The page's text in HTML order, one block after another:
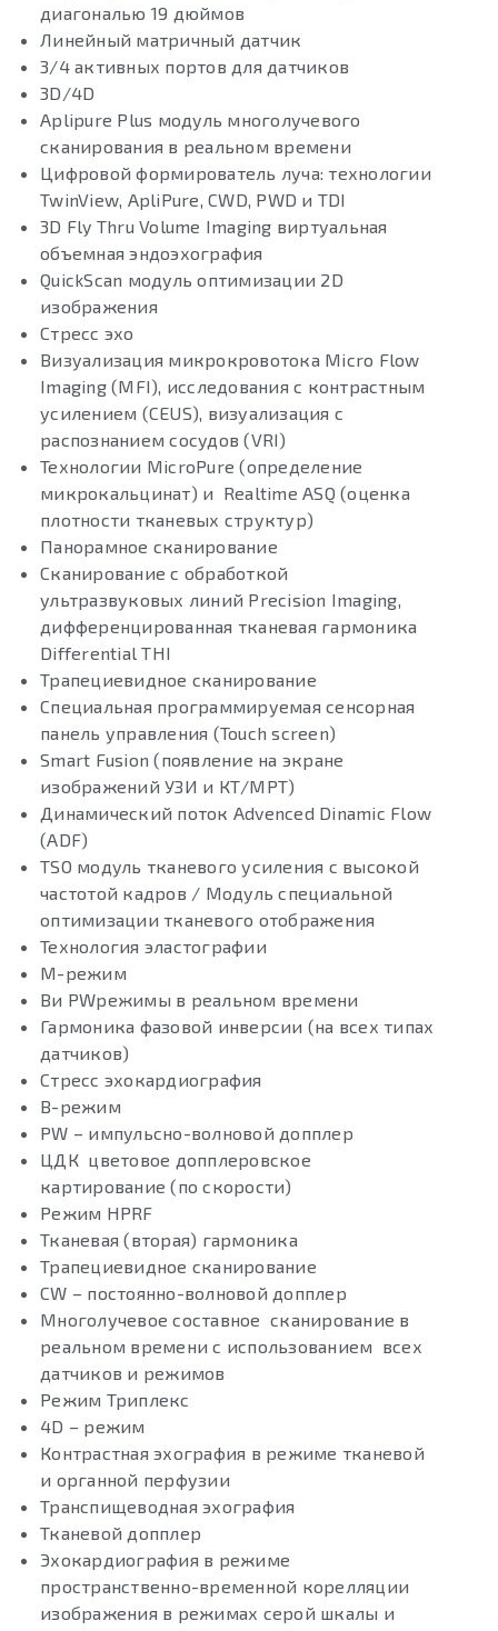
диагональю 19 дюймов
Линейный матричный датчик
3/4 активных портов для датчиков
3D/4D
Aplipure Plus модуль многолучевого
сканирования в реальном времени
Цифровой формирователь луча: технологии
TwinView, ApliPure, CWD, PWD и TDI
3D Fly Thru Volume Imaging виртуальная
объемная эндоэхография
QuickScan модуль оптимизации 2D
изображения
Стресс эхо
Визуализация микрокровотока Micro Flow
Imaging (MFI), исследования с контрастным
усилением (CEUS), визуализация с
распознанием сосудов (VRI)
Технологии MicroPure (определение
микрокальцинат) и Realtime ASQ (оценка
плотности тканевых структур)
Панорамное сканирование
Сканирование с обработкой
ультразвуковых линий Precision Imaging,
дифференцированная тканевая гармоника
Differential THI
Трапециевидное сканирование
Специальная программируемая сенсорная
панель управления (Touch screen)
Smart Fusion (появление на экране
изображений УЗИ и КТ/МРТ)
Динамический поток Advenced Dinamic Flow
(ADF)
TSO модуль тканевого усиления с высокой
частотой кадров / Модуль специальной
оптимизации тканевого отображения
Технология эластографии
М-режим
Ви PWрежимы в реальном времени
Гармоника фазовой инверсии (на всех типах
датчиков)
Стресс эхокардиография
B-режим
PW – импульсно-волновой допплер
ЦДК цветовое допплеровское
картирование (по скорости)
Режим HPRF
Тканевая (вторая) гармоника
Трапециевидное сканирование
СW – постоянно-волновой допплер
Многолучевое составное сканирование в
реальном времени с использованием всех
датчиков и режимов
Режим Триплекс
4D – режим
Контрастная эхография в режиме тканевой
и органной перфузии
Транспищеводная эхография
Тканевой допплер
Эхокардиография в режиме
пространственно-временной корелляции
изображения в режимах серой шкалы и